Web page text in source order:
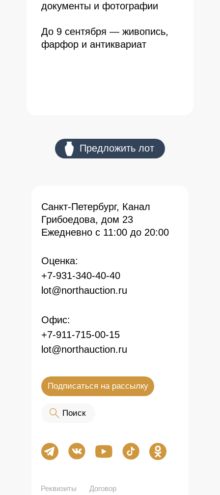
документы и фотографии
До 9 сентября — живопись,
фарфор и антиквариат
оо Предложить лот
Санкт-Петербург, Канал
Грибоедова, дом 23
Ежедневно с 11:00 до 20:00
Оценка:
+7-931-340-40-40
lot@northauction.ru
Офис:
+7-911-715-00-15
lot@northauction.ru
Подписаться на рассылку
Реквизиты Договор
оо Поиск